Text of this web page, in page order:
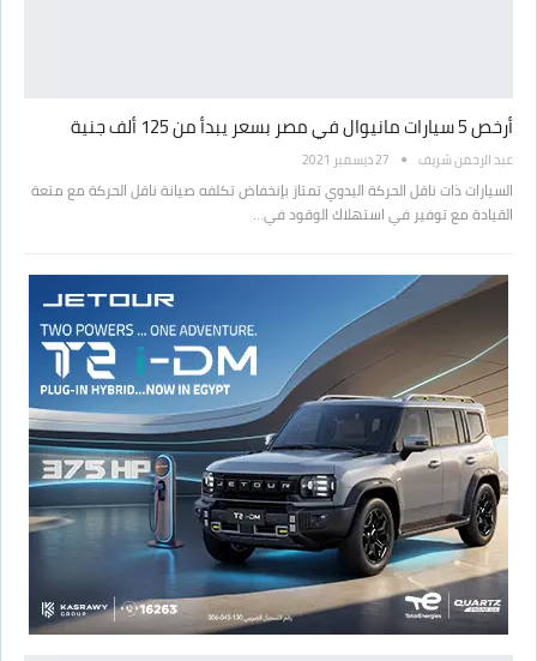
أرخص 5 سيارات مانيوال في مصر بسعر يبدأ من 125 ألف جنية
عبد الرحمن شريف 27 ديسمبر 2021
السيارات ذات ناقل الحركة اليدوي تمتاز بإنخفاض تكلفه صيانة ناقل الحركة مع متعة
القيادة مع توفير في استهلاك الوقود في…